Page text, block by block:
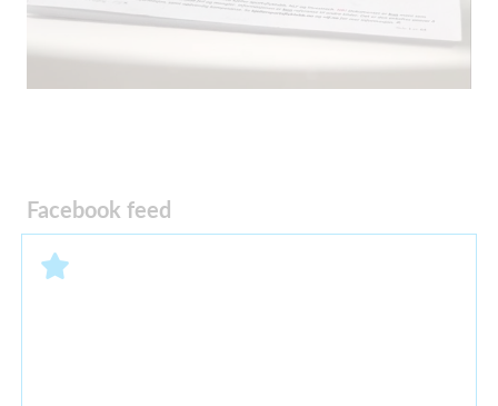
Facebook feed